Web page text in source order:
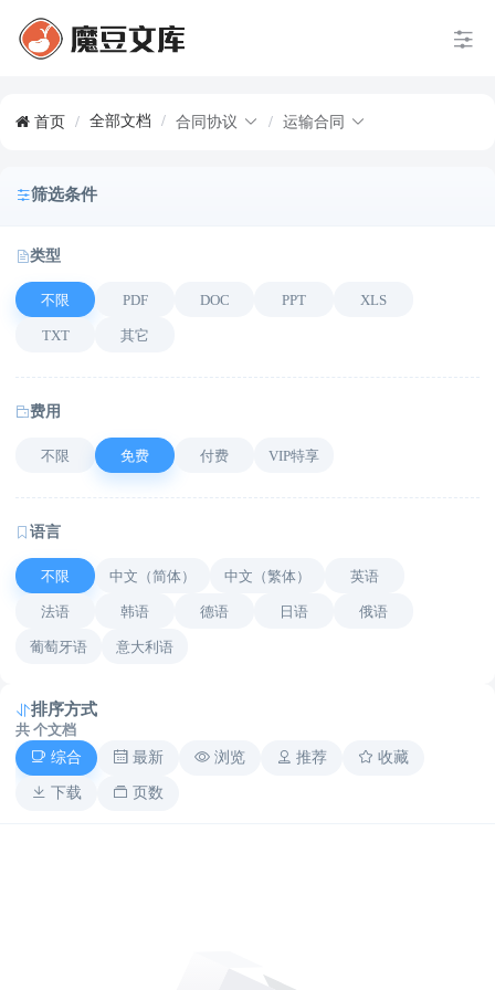
首页 / 全部文档 / 合同协议 / 运输合同
筛选条件
类型
不限 PDF DOC PPT XLS
TXT 其它
费用
不限 免费 付费 VIP特享
语言
不限 中文（简体） 中文（繁体） 英语
法语 韩语 德语 日语 俄语
葡萄牙语 意大利语
排序方式
共 个文档
综合
最新 浏览 推荐 收藏
下载 页数